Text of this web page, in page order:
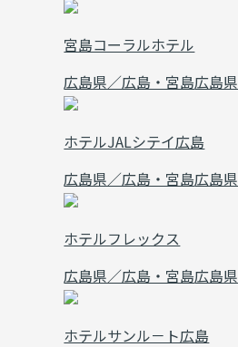
宮島コーラルホテル
広島県／広島・宮島広島県
ホテルJALシテイ広島
広島県／広島・宮島広島県
ホテルフレックス
広島県／広島・宮島広島県
ホテルサンル－ト広島